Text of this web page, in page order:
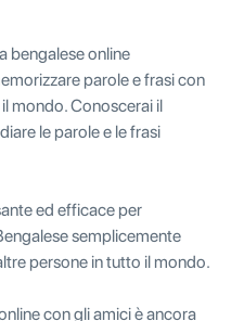
bengalese online
parole e frasi con
mondo. Conoscerai il
le parole e le frasi
ed efficace per
semplicemente
persone in tutto il mondo.
con gli amici è ancora